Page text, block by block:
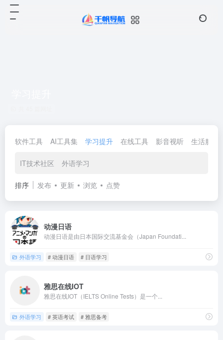
软件工具 AI工具集 学习提升 在线工具 影音视听 生活服务
IT技术社区 外语学习
排序 发布 更新 浏览 点赞
动漫日语
动漫日语是由日本国际交流基金会（Japan Foundati...
外语学习 # 动漫日语 # 日语学习
雅思在线IOT
雅思在线IOT（IELTS Online Tests）是一个...
外语学习 # 英语考试 # 雅思备考